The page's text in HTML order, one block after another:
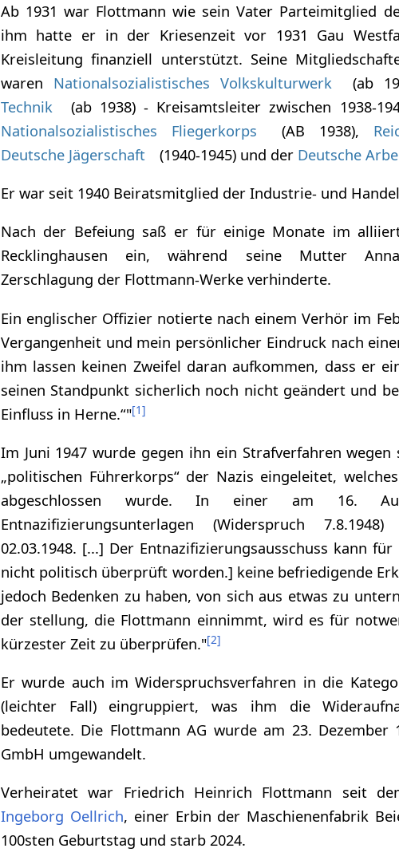
Ab 1931 war Flottmann wie sein Vater Parteimitglied
ihm hatte er in der Kriesenzeit vor 1931 Gau
Kreisleitung finanziell unterstützt. Seine
waren Nationalsozialistisches Volkskulturwerk (ab
Technik
(ab 1938) - Kreisamtsleiter zwischen 1938-
Nationalsozialistisches Fliegerkorps
(AB 1938),
Deutsche Jägerschaft
(1940-1945) und der Deutsche
Er war seit 1940 Beiratsmitglied der Industrie- und
Nach der Befeiung saß er für einige Monate im
Recklinghausen ein, während seine Mutter
Zerschlagung der Flottmann-Werke verhinderte.
Ein englischer Offizier notierte nach einem Verhör im
Vergangenheit und mein persönlicher Eindruck nach
ihm lassen keinen Zweifel daran aufkommen, dass er
seinen Standpunkt sicherlich noch nicht geändert und
Einfluss in Herne.“"[1]
Im Juni 1947 wurde gegen ihn ein Strafverfahren
„politischen Führerkorps“ der Nazis eingeleitet,
abgeschlossen wurde. In einer am 16.
Entnazifizierungsunterlagen (Widerspruch
02.03.1948. [...] Der Entnazifizierungsausschuss kann
nicht politisch überprüft worden.] keine befriedigende
jedoch Bedenken zu haben, von sich aus etwas zu
der stellung, die Flottmann einnimmt, wird es für
kürzester Zeit zu überprüfen."[2]
Er wurde auch im Widerspruchsverfahren in die
(leichter Fall) eingruppiert, was ihm die
bedeutete. Die Flottmann AG wurde am 23. Dezember
GmbH umgewandelt.
Verheiratet war Friedrich Heinrich Flottmann seit
Ingeborg Oellrich, einer Erbin der Maschienenfabrik
100sten Geburtstag und starb 2024.